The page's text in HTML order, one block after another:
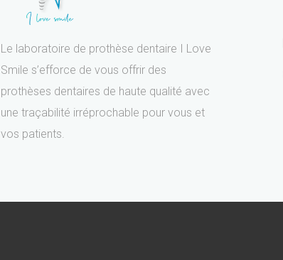
Le laboratoire de prothèse dentaire I Love
Smile s’efforce de vous offrir des
prothèses dentaires de haute qualité avec
une traçabilité irréprochable pour vous et
vos patients.